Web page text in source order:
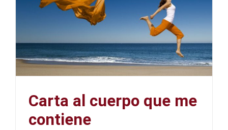
Carta al cuerpo que me
contiene